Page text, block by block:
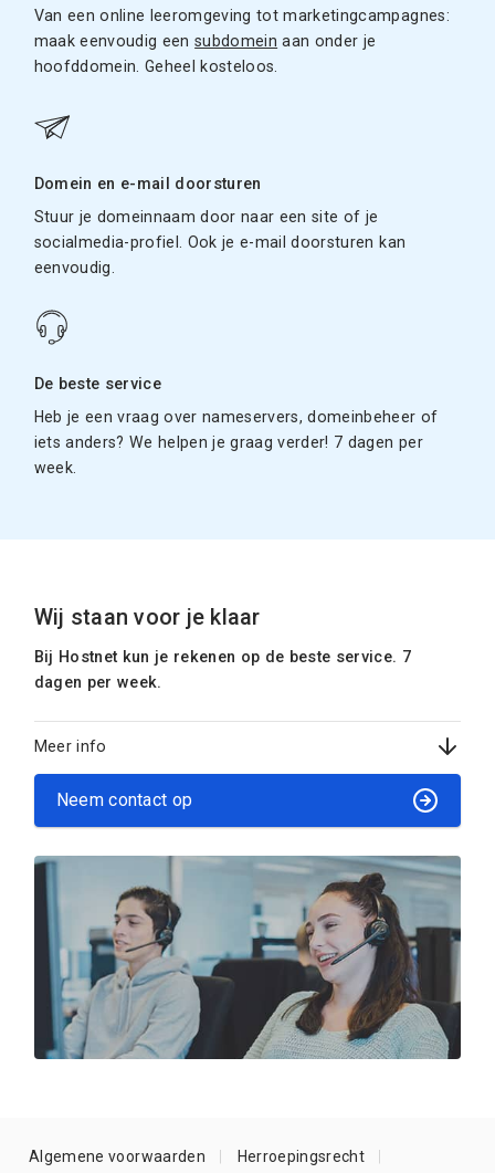
Van een online leeromgeving tot marketingcampagnes:
maak eenvoudig eensubdomein aan onder je
hoofddomein. Geheel kosteloos.
Domein en e-mail doorsturen
Stuur je domeinnaam door naar een site of je
socialmedia-profiel. Ook je e-mail doorsturen kan
eenvoudig.
De beste service
Heb je een vraag over nameservers, domeinbeheer of
iets anders? We helpen je graag verder! 7 dagen per
week.
Wij staan voor je klaar
Bij Hostnet kun je rekenen op de beste service. 7
dagen per week.
Meer info
Neem contact op
Algemene voorwaarden Herroepingsrecht